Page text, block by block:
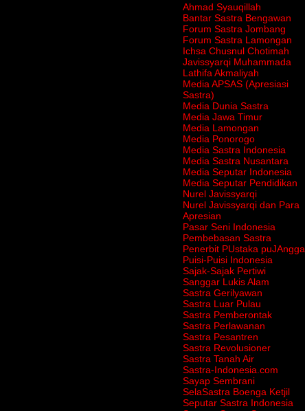
Ahmad Syauqillah
Bantar Sastra Bengawan
Forum Sastra Jombang
Forum Sastra Lamongan
Ichsa Chusnul Chotimah
Javissyarqi Muhammada
Lathifa Akmaliyah
Media APSAS (Apresiasi
Sastra)
Media Dunia Sastra
Media Jawa Timur
Media Lamongan
Media Ponorogo
Media Sastra Indonesia
Media Sastra Nusantara
Media Seputar Indonesia
Media Seputar Pendidikan
Nurel Javissyarqi
Nurel Javissyarqi dan Para
Apresian
Pasar Seni Indonesia
Pembebasan Sastra
Penerbit PUstaka puJAngga
Puisi-Puisi Indonesia
Sajak-Sajak Pertiwi
Sanggar Lukis Alam
Sastra Gerilyawan
Sastra Luar Pulau
Sastra Pemberontak
Sastra Perlawanan
Sastra Pesantren
Sastra Revolusioner
Sastra Tanah Air
Sastra-Indonesia.com
Sayap Sembrani
SelaSastra Boenga Ketjil
Seputar Sastra Indonesia